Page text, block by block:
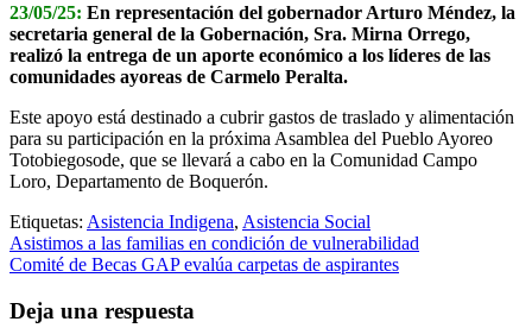
23/05/25: En representación del gobernador Arturo Méndez, la
secretaria general de la Gobernación, Sra. Mirna Orrego,
realizó la entrega de un aporte económico a los líderes de las
comunidades ayoreas de Carmelo Peralta.
Este apoyo está destinado a cubrir gastos de traslado y alimentación
para su participación en la próxima Asamblea del Pueblo Ayoreo
Totobiegosode, que se llevará a cabo en la Comunidad Campo
Loro, Departamento de Boquerón.
Etiquetas: Asistencia Indigena, Asistencia Social
Navegación
de
entradas
Asistimos a las familias en condición de vulnerabilidad
Comité de Becas GAP evalúa carpetas de aspirantes
Deja una respuesta